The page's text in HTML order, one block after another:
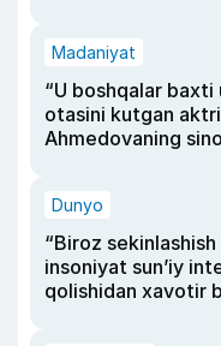
Madaniyat
“U boshqalar baxti
otasini kutgan
Ahmedovaning
Dunyo
“Biroz
insoniyat sun’iy
qolishidan xavotir